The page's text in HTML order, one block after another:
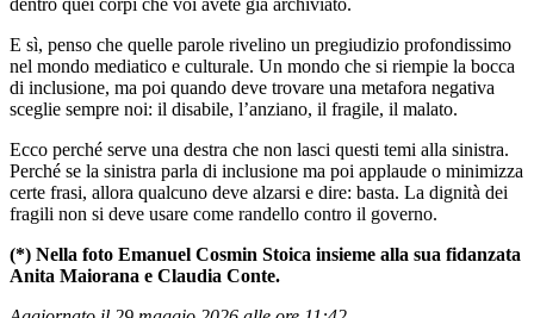
E sì, penso che quelle parole rivelino un pregiudizio profondissimo
nel mondo mediatico e culturale. Un mondo che si riempie la bocca
di inclusione, ma poi quando deve trovare una metafora negativa
sceglie sempre noi: il disabile, l’anziano, il fragile, il malato.
Ecco perché serve una destra che non lasci questi temi alla sinistra.
Perché se la sinistra parla di inclusione ma poi applaude o minimizza
certe frasi, allora qualcuno deve alzarsi e dire: basta. La dignità dei
fragili non si deve usare come randello contro il governo.
(*) Nella foto Emanuel Cosmin Stoica insieme alla sua fidanzata
Anita Maiorana e Claudia Conte.